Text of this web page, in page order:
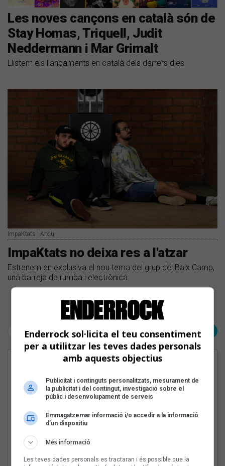
Les noves cançons en català són de
Stay Homas, Triquell, Judit
Neddermann i Mar Grimalt
Llistem els llançaments en català dels darrers dies
ImpaKtats | Arxiu
ImpaKtats no deixa res a l'atzar
Estrenem en exclusiva el nou tema del grup del Baix Camp,
una barreja de rumba i electrònica
Pàgina 1 de 1
< Anterior Següent >
EN PORTADA
Enderrock sol·licita el teu consentiment
per a utilitzar les teves dades personals
amb aquests objectius
Publicitat i continguts personalitzats, mesurament de
la publicitat i del contingut, investigació sobre el
públic i desenvolupament de serveis
Emmagatzemar informació i/o accedir a la informació
d’un dispositiu
Més informació
Les teves dades personals es tractaran i és possible que la